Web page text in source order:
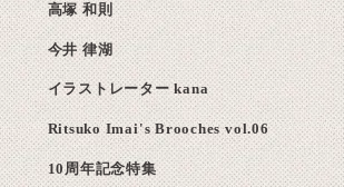
高塚 和則
今井 律湖
イラストレーター kana
Ritsuko Imai's Brooches vol.06
10周年記念特集